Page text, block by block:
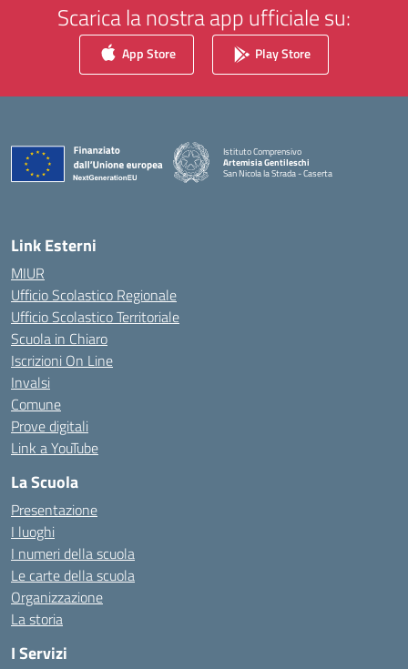
Scarica la nostra app ufficiale su:
App Store Play Store
Istituto Comprensivo
Artemisia Gentileschi
San Nicola la Strada - Caserta
Link Esterni
MIUR
Ufficio Scolastico Regionale
Ufficio Scolastico Territoriale
Scuola in Chiaro
Iscrizioni On Line
Invalsi
Comune
Prove digitali
Link a YouTube
La Scuola
Presentazione
I luoghi
I numeri della scuola
Le carte della scuola
Organizzazione
La storia
I Servizi